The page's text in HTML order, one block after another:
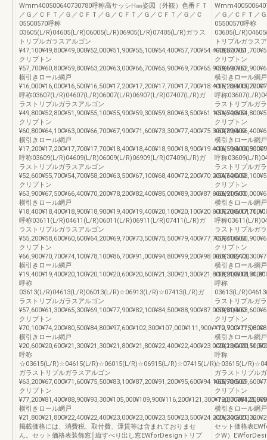
Wmm400500640730780呼称高サッシH㎜姿図（外観）色番ＦＴ
／Ｇ／ＣＦＴ／Ｇ／ＣＦＴ／Ｇ／ＣＦＴ／Ｇ／ＣＦＴ／Ｇ／Ｃ
05500570呼称
03605(L/R)04605(L/R)06005(L/R)06905(L/R)07405(L/R)ガラス
トリプルガラスアルゴン
¥47,100¥49,800¥49,000¥52,000¥51,900¥55,100¥54,400¥57,700¥54,400¥57,700
クリプトン
¥57,700¥60,800¥59,800¥63,200¥63,000¥66,700¥65,900¥69,700¥65,900¥69,700
横引きロール網戸
呼称03607(L/R)04607(L/R)06007(L/R)06907(L/R)07407(L/R)ガ
ラストリプルガラスアルゴン
¥49,800¥52,800¥51,900¥55,100¥55,900¥59,300¥59,800¥63,500¥61,100¥64,800
クリプトン
¥60,800¥64,100¥63,000¥66,700¥67,900¥71,600¥73,300¥77,400¥75,300¥79,400
横引きロール網戸
呼称03609(L/R)04609(L/R)06009(L/R)06909(L/R)07409(L/R)ガ
ラストリプルガラスアルゴン
¥52,600¥55,700¥54,700¥58,200¥63,500¥67,100¥68,400¥72,200¥70,200¥74,000
クリプトン
¥63,900¥67,500¥66,400¥70,200¥78,200¥82,400¥85,000¥89,300¥87,600¥91,900
横引きロール網戸
呼称03611(L/R)04611(L/R)06011(L/R)06911(L/R)07411(L/R)ガ
ラストリプルガラスアルゴン
¥55,200¥58,600¥60,600¥64,200¥69,700¥73,500¥75,500¥79,400¥77,700¥81,600
クリプトン
¥66,900¥70,700¥74,100¥78,100¥86,700¥91,000¥94,800¥99,200¥98,000¥102,400
横引きロール網戸
呼称
03613(L/R)04613(L/R)06013(L/R)☆06913(L/R)☆07413(L/R)ガ
ラストリプルガラスアルゴン
¥57,600¥61,300¥65,300¥69,100¥77,900¥82,100¥84,500¥88,900¥87,000¥91,400
クリプトン
¥70,100¥74,200¥80,500¥84,800¥97,600¥102,300¥107,000¥111,900¥110,900¥115,800
横引きロール網戸
呼称
☆03615(L/R)☆04615(L/R)☆06015(L/R)☆06915(L/R)☆07415(L/R)
ガラストリプルガラスアルゴン
¥63,200¥67,000¥71,600¥75,500¥83,100¥87,200¥91,200¥95,600¥94,100¥98,500
クリプトン
¥77,200¥81,400¥88,900¥93,300¥105,000¥109,900¥116,200¥121,300¥120,700¥125,800
横引きロール網戸
¥21,800¥21,800¥22,400¥22,400¥23,000¥23,000¥23,500¥23,500¥24,200¥24,200332
掲載価格には、消費税、取付費、運賃等は含まれておりませ
ん。セット価格表装飾窓│縦すべり出し窓EWforDesignトリプ
／Ｇ／ＣＦＴ／
05500570呼称
03605(L/
トリプルガラス
クリプトン
横引きロール網戸
呼称03607(L/
ラストリプルガ
クリプトン
横引きロール網戸
呼称03609(L/
ラストリプルガ
クリプトン
横引きロール網戸
呼称03611(L/
ラストリプルガ
クリプトン
横引きロール網戸
呼称
03613(L/
ラストリプルガ
クリプトン
横引きロール網戸
呼称
☆03615(L/
ガラストリプル
クリプトン
横引きロール網戸
セット価格表
クW）